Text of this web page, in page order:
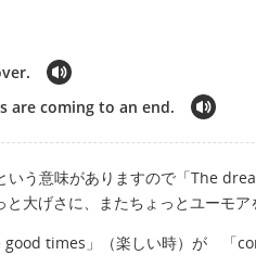
are coming to an end.
いう意味がありますので「The
大げさに、またちょっとユーモア
good times」（楽しい時）が 「